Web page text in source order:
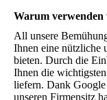
Warum verwenden
All unsere
Ihnen eine nützliche
bieten. Durch die
Ihnen die
liefern. Dank
unseren Firmensitz